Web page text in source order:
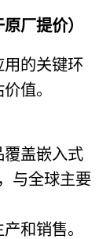
厂提价）
用的关键环
值。
覆盖嵌入式
与全球主要
和销售。